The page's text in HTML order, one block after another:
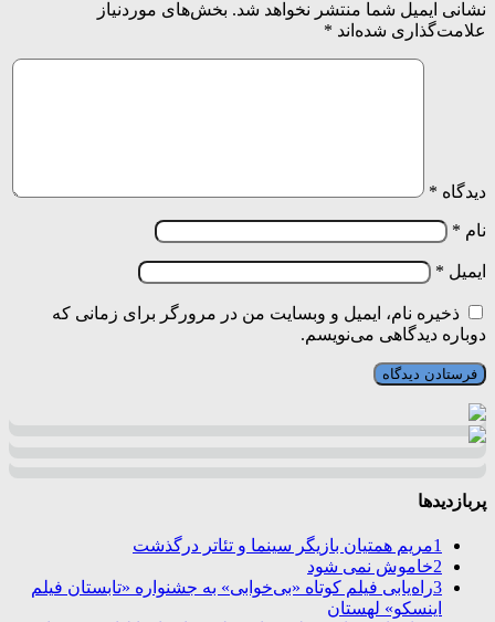
نشانی ایمیل شما منتشر نخواهد شد. بخش‌های موردنیاز
علامت‌گذاری شده‌اند *
دیدگاه *
نام *
ایمیل *
ذخیره نام، ایمیل و وبسایت من در مرورگر برای زمانی که
دوباره دیدگاهی می‌نویسم.
پربازدیدها
1مریم همتیان بازیگر سینما و تئاتر درگذشت
2خاموش نمی شود
3راه‌یابی فیلم کوتاه «بی‌خوابی» به جشنواره «تابستان فیلم
اینسکو» لهستان